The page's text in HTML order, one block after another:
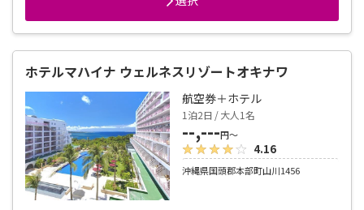
ホテルマハイナ ウェルネスリゾートオキナワ
航空券＋ホテル
1泊2日 / 大人1名
--,---円～
4.16
沖縄県国頭郡本部町山川1456